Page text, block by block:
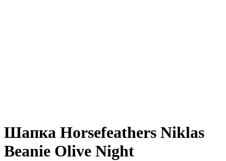
Шапка Horsefeathers Niklas
Beanie Olive Night